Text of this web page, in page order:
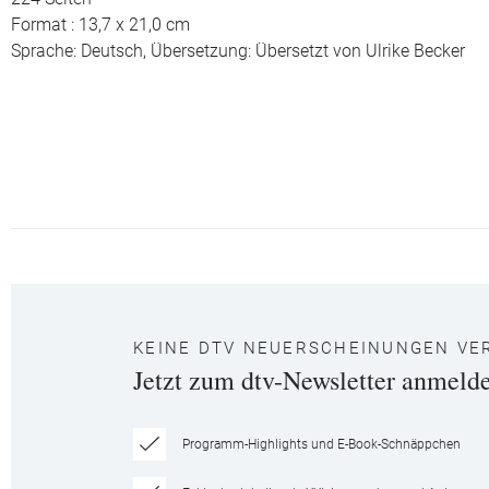
Format : 13,7 x 21,0 cm
Sprache: Deutsch, Übersetzung: Übersetzt von Ulrike Becker
KEINE DTV NEUERSCHEINUNGEN
Jetzt zum dtv-Newsletter
Programm-Highlights und E-Book-Schnäppchen